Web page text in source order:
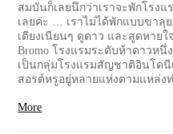
สมบันก็เลยนึกว่าเราจะพักโรง
เลยค่ะ … เราไม่ได้พักแบบขาลุ
เตียงเนียนๆ ดูดาว และสูดหายใ
Bromo โรงแรมระดับห้าดาวหนึ่
เป็นกลุ่มโรงแรมสัญชาติอินโด
สอรต์หรูอยู่หลายแห่งตามแหล่ง
More